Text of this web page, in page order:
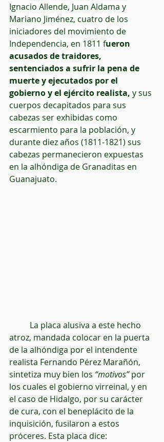
Ignacio Allende, Juan Aldama y
Mariano Jiménez, cuatro de los
iniciadores del movimiento de
Independencia, en 1811 fueron
acusados de traidores,
sentenciados a sufrir la pena de
muerte y ejecutados por el
gobierno y el ejército realista, y sus
cuerpos decapitados para sus
cabezas ser exhibidas como
escarmiento para la población, y
durante diez años (1811-1821) sus
cabezas permanecieron expuestas
en la alhóndiga de Granaditas en
Guanajuato.
atroz, mandada colocar en la puerta
de la alhóndiga por el intendente
realista Fernando Pérez Marañón,
sintetiza muy bien los “motivos” por
los cuales el gobierno virreinal, y en
el caso de Hidalgo, por su carácter
de cura, con el beneplácito de la
inquisición, fusilaron a estos
próceres. Esta placa dice: